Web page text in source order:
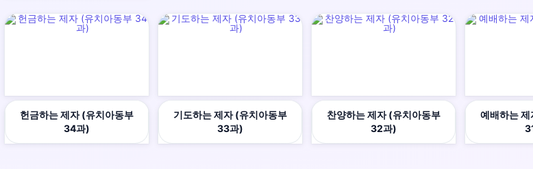
헌금하는 제자 (유치아동부
34과)
기도하는 제자 (유치아동부
33과)
찬양하는 제자 (유치아동부
32과)
예배하는